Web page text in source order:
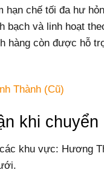
hạn chế tối đa hư
bạch và linh hoạt
hàng còn được hỗ
Thành (Cũ)
khi
khu vực: Hương